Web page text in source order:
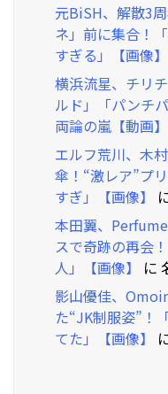
元BiSH、解散3
ネ」前に集合！
すぎる」【画像】
横浜流星、チリ
ルド」「パンチ
両論の嵐【動画】
エルフ荒川、木
傘！“激レア”プ
すぎ」【画像】
本田翼、
スで奇跡の再会
人」【画像】
に
影山優佳、
た“JK制服姿”！
てた」【画像】